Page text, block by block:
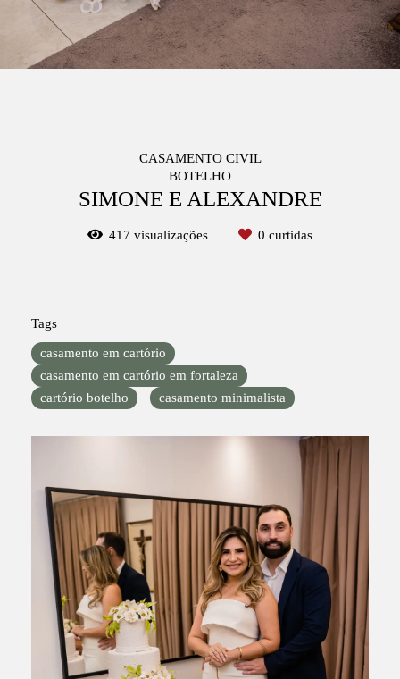
CASAMENTO CIVIL
BOTELHO
SIMONE E ALEXANDRE
417 visualizações 0 curtidas
Tags
casamento em cartório
casamento em cartório em fortaleza
cartório botelho
casamento minimalista